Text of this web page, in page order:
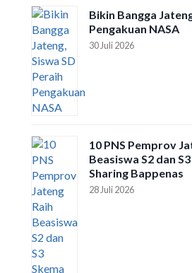
Bikin Bangga
Pengakuan NASA
30 Juli 2026
10 PNS Pemprov
Beasiswa S2 dan
Sharing Bappenas
28 Juli 2026